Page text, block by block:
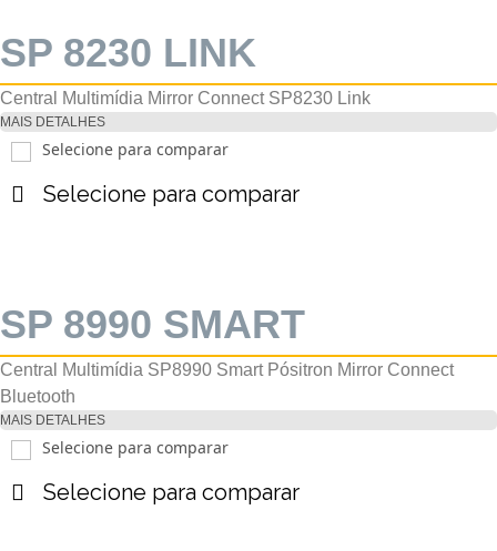
SP 8230 LINK
Central Multimídia Mirror Connect SP8230 Link
MAIS DETALHES
Selecione para comparar
Selecione para comparar
SP 8990 SMART
Central Multimídia SP8990 Smart Pósitron Mirror Connect
Bluetooth
MAIS DETALHES
Selecione para comparar
Selecione para comparar